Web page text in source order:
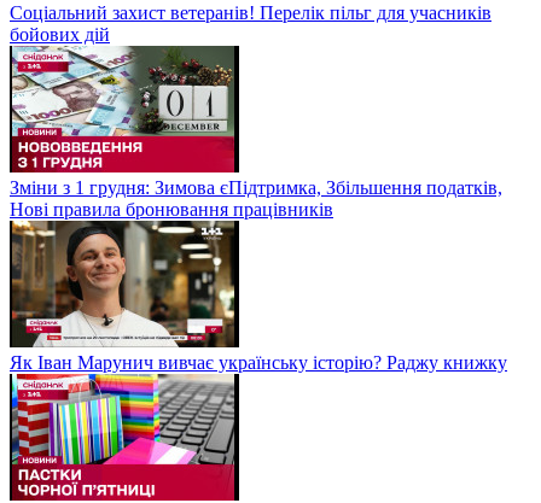
Соціальний захист ветеранів! Перелік пільг для учасників
бойових дій
Зміни з 1 грудня: Зимова єПідтримка, Збільшення податків,
Нові правила бронювання працівників
Як Іван Марунич вивчає українську історію? Раджу книжку